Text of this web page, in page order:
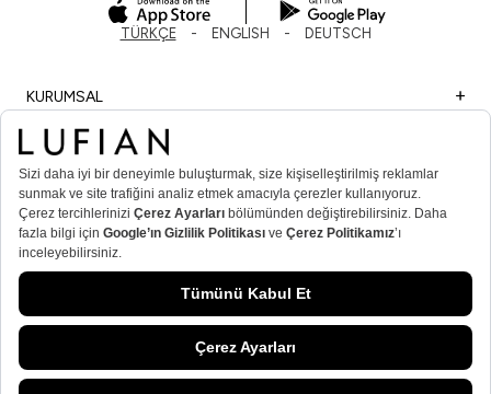
TÜRKÇE ENGLISH DEUTSCH
KURUMSAL
ALIŞVERİŞ
ÖNEMLİ BİLGİLER
ÜYE
ERKEK POPÜLER KATEGORİLER
KADIN POPÜLER KATEGORİLER
© Lufian.com 2026 Tüm Hakları Saklıdır